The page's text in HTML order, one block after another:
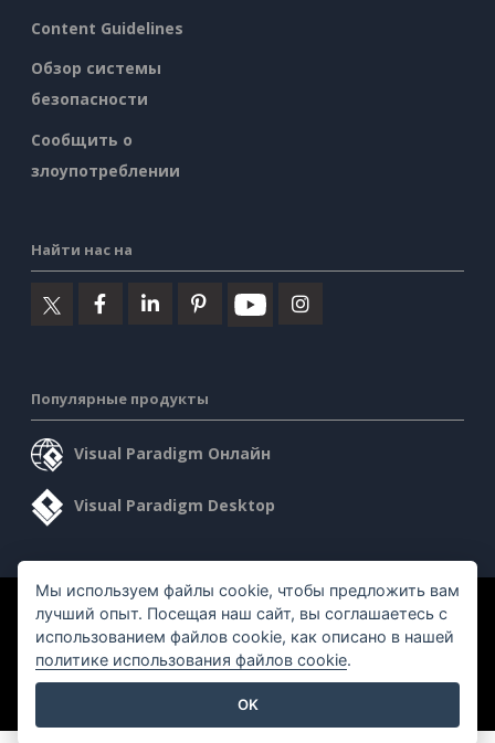
Content Guidelines
Обзор системы
безопасности
Сообщить о
злоупотреблении
Найти нас на
Популярные продукты
Visual Paradigm Онлайн
Visual Paradigm Desktop
©2026 by Visual Paradigm. Все права защищены.
Условия предоставления услуг
AI Policy
Мы используем файлы cookie, чтобы предложить вам
лучший опыт. Посещая наш сайт, вы соглашаетесь с
использованием файлов cookie, как описано в нашей
политике использования файлов cookie.
OK